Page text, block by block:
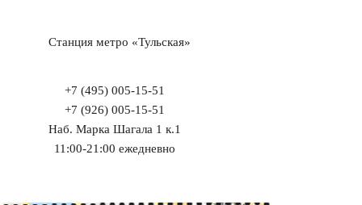
Станция метро «Тульская»
+7 (495) 005-15-51
+7 (926) 005-15-51
Наб. Марка Шагала 1 к.1
11:00-21:00 ежедневно